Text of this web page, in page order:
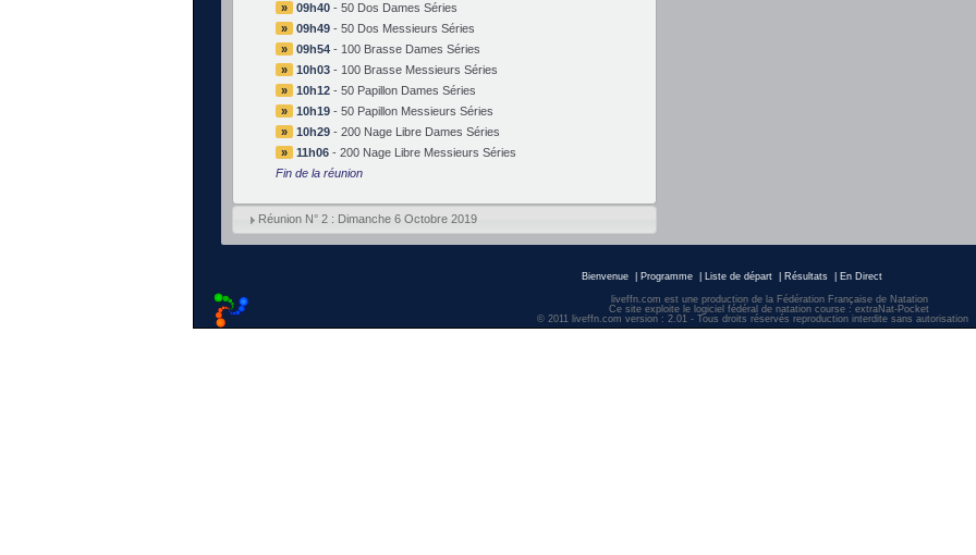
»
09h40- 50 Dos Dames Séries
»
09h49- 50 Dos Messieurs Séries
»
09h54- 100 Brasse Dames Séries
»
10h03- 100 Brasse Messieurs Séries
»
10h12- 50 Papillon Dames Séries
»
10h19- 50 Papillon Messieurs Séries
»
10h29- 200 Nage Libre Dames Séries
»
11h06- 200 Nage Libre Messieurs Séries
Fin de la réunion
Réunion N° 2 : Dimanche 6 Octobre 2019
Bienvenue Programme Liste de départ Résultats En Direct
liveffn.com est une production de la Fédération Française de Natation
Ce site exploite le logiciel fédéral de natation course : extraNat-Pocket
© 2011 liveffn.com version : 2.01 - Tous droits réservés reproduction interdite sans autorisation